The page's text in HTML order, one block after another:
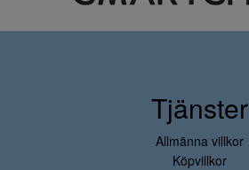
Tjänster
Allmänna villkor
Köpvillkor